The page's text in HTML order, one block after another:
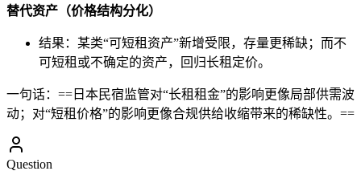
替代资产（价格结构分化）
结果：某类“可短租资产”新增受限，存量更稀缺；而不
可短租或不确定的资产，回归长租定价。
一句话：==日本民宿监管对“长租租金”的影响更像局部供需波
动；对“短租价格”的影响更像合规供给收缩带来的稀缺性。==
Question